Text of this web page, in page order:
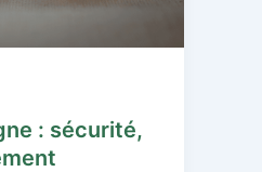
: sécurité,